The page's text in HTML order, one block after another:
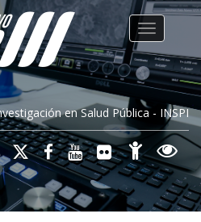
en Salud Pública - INSPI
Toggle